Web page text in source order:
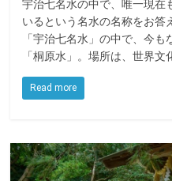
c
e
b
o
i
t
t
e
n
e
宇治七名水の中で、唯一現在
いるという名水の名称をお答
「宇治七名水」の中で、今
「桐原水」。場所は、世界
Read more